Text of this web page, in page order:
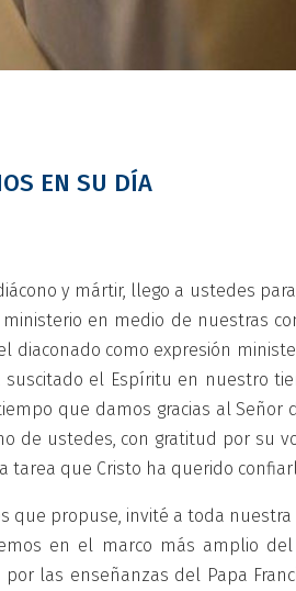
EN SU DÍA
y mártir, llego a ustedes
en medio de nuestras
diaconado como expresión
el Espíritu en nuestro
que damos gracias al Señor
de ustedes, con gratitud por su
tarea que Cristo ha querido
que propuse, invité a toda
en el marco más amplio
las enseñanzas del Papa